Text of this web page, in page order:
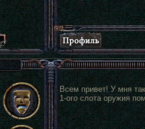
Всем привет! У мня
1-ого слота оружия